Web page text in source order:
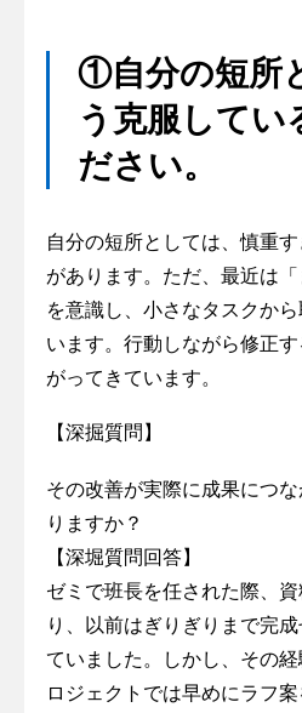
①自分の短所
う克服してい
ださい。
自分の短所としては、慎重
があります。ただ、最近は
を意識し、小さなタスクか
います。行動しながら修正
がってきています。
【深掘質問】
その改善が実際に成果につ
りますか？
【深堀質問回答】
ゼミで班長を任された際、
り、以前はぎりぎりまで完
ていました。しかし、その
ロジェクトでは早めにラフ